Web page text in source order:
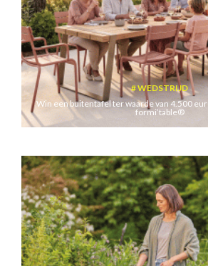
WEDSTRIJD
Win een buitentafel ter waarde van 4.500
formi’table®